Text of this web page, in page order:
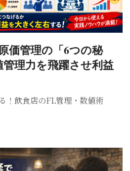
価管理の「6つの秘
理力を飛躍させ利益
！飲食店のFL管理・数値術